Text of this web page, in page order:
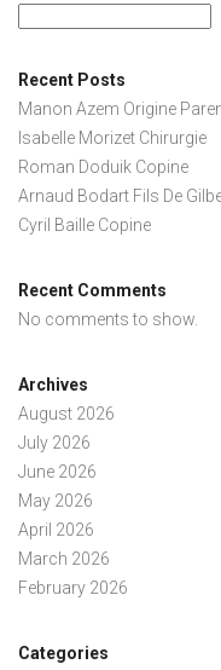
Recent Posts
Manon Azem Origine
Isabelle Morizet Chirurgie
Roman Doduik Copine
Arnaud Bodart Fils De
Cyril Baille Copine
Recent Comments
No comments to show.
Archives
August 2026
July 2026
June 2026
May 2026
April 2026
March 2026
February 2026
Categories